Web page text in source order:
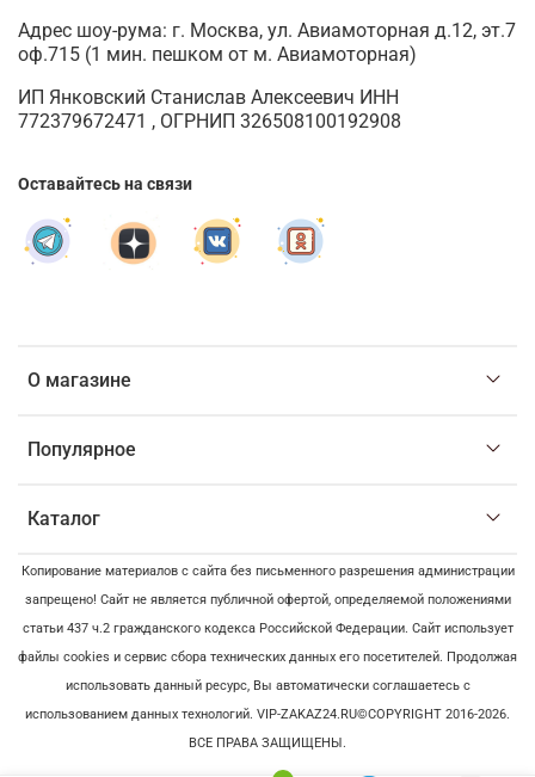
О магазине
Популярное
Каталог
Адрес шоу-рума: г. Москва, ул. Авиамоторная д.12, эт.7
оф.715 (1 мин. пешком от м. Авиамоторная)
ИП Янковский Станислав Алексеевич ИНН
772379672471 , ОГРНИП 326508100192908
Оставайтесь на связи
Копирование материалов с сайта без письменного разрешения администрации
запрещено! Сайт не является публичной офертой, определяемой положениями
статьи 437 ч.2 гражданского кодекса Российской Федерации. Сайт использует
файлы cookies и сервис сбора технических данных его посетителей. Продолжая
использовать данный ресурс, Вы автоматически соглашаетесь с
использованием данных технологий. VIP-ZAKAZ24.RU©COPYRIGHT 2016-2026.
ВСЕ ПРАВА ЗАЩИЩЕНЫ.